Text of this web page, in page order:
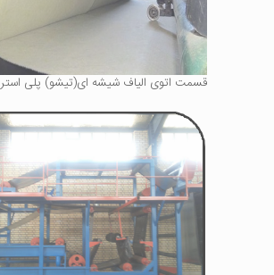
قسمت اتوی الیاف شیشه ای(تیشو) پلی استر